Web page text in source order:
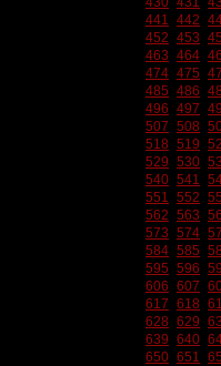
441 442
452 453
463 464
474 475
485 486
496 497
507 508
518 519
529 530
540 541
551 552
562 563
573 574
584 585
595 596
606 607
617 618
628 629
639 640
650 651